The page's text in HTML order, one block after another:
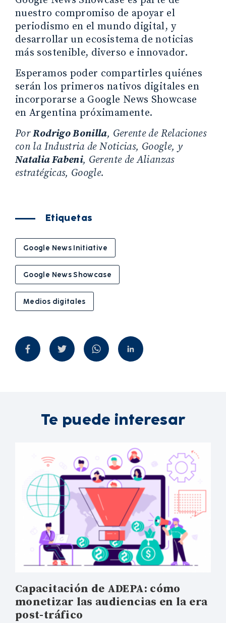
nuestro compromiso de apoyar el
periodismo en el mundo digital, y
desarrollar un ecosistema de noticias
más sostenible, diverso e innovador.
Esperamos poder compartirles quiénes
serán los primeros nativos digitales en
incorporarse a Google News Showcase
en Argentina próximamente.
PorRodrigo Bonilla, Gerente de Relaciones
con la Industria de Noticias, Google, y
Natalia Fabeni, Gerente de Alianzas
estratégicas, Google.
Etiquetas
Google News Initiative
Google News Showcase
Medios digitales
Te puede interesar
Capacitación de ADEPA: cómo
monetizar las audiencias en la era
post-tráfico